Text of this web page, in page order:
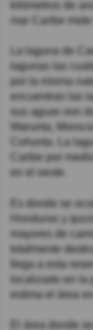
kilómetros de
mar Caribe
La laguna de
lagunas las
por la misma
encuentran las
sus aguas son
Warunta,
Cohunta. La
Caribe por
en el oeste.
Es donde se
Honduras y
mayores de
totalmente
llega a esta
localizado en la
estima el área
El área donde